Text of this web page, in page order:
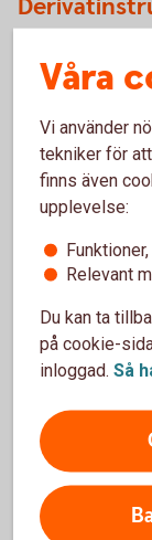
utfärda optioner
Fonder
Tillåtna fonder
fondlista
.
Otillåtna
Det är inte
instrument eller
är exempel på
depåsparande:
Placera i
Swedbank
banken.
Våra
Vi använder
tekniker för
finns även
upplevelse:
Relevant
Du kan ta
på cookie-
inloggad. Så